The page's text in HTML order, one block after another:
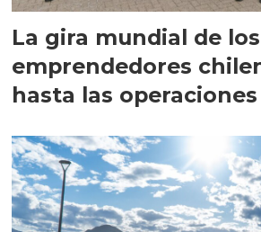
La gira mundial de los
emprendedores
hasta las